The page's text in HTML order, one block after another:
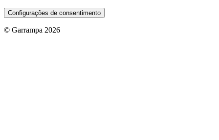
Configurações de consentimento
© Garrampa 2026